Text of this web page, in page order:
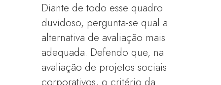
Diante de todo esse quadro
duvidoso, pergunta-se qual a
alternativa de avaliação mais
adequada. Defendo que, na
avaliação de projetos sociais